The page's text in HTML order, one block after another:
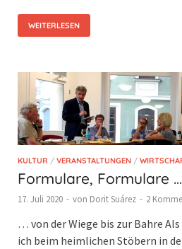
WEITERLESEN
KULTUR / VERANSTALTUNGEN /
Formulare, Formulare …
17. Juli 2020 - von Dorit Suárez - 2
… von der Wiege bis zur Bahre
ich beim heimlichen Stöbern in